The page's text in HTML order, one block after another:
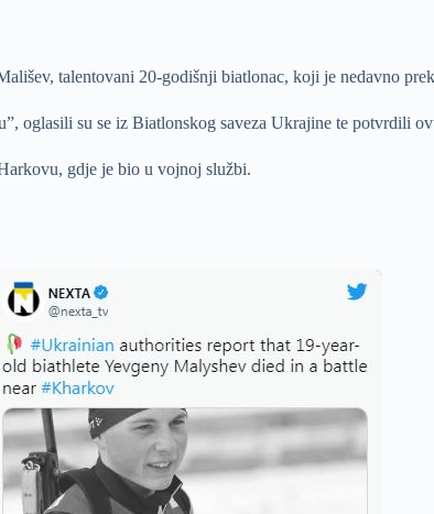
talentovani 20-godišnji biatlonac, koji je nedavno
oglasili su se iz Biatlonskog saveza Ukrajine te potvrdili
gdje je bio u vojnoj službi.